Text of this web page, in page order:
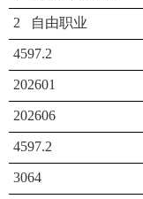
2 自由职业
4597.2
202601
202606
4597.2
3064